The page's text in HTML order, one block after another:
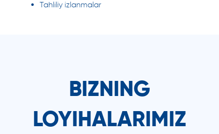
Tahliliy izlanmalar
BIZNING
LOYIHALARIMIZ